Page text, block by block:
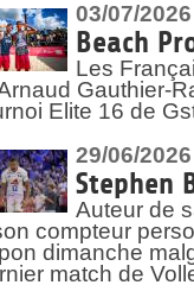
03/07/2026
Beach
Les
Gauthier-
Elite 16 de
29/06/2026
Stephen
Auteur de
compteur
dimanche
match de